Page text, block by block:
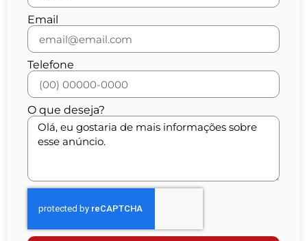
Email
Telefone
O que deseja?